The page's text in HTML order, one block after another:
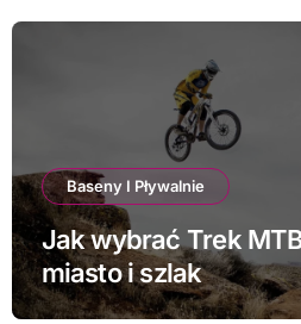
Baseny I Pływalnie
Jak wybrać Trek
miasto i szlak